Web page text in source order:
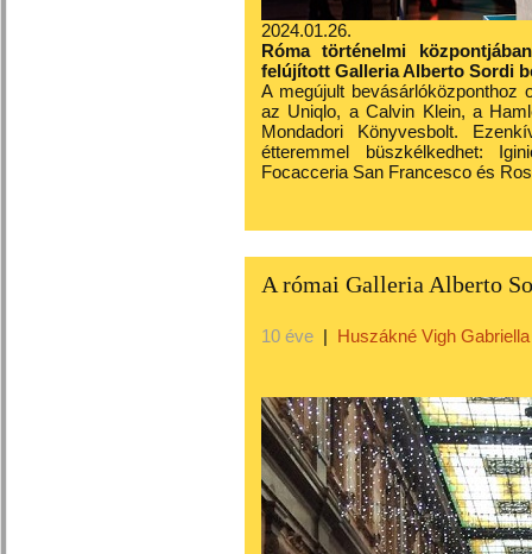
2024.01.26.
Róma történelmi
felújított Galleria Alberto Sordi
A megújult
az Uniqlo, a Calvin Klein, a
Mondadori Könyvesbolt.
étteremmel büszkélkedhet:
Focacceria San Francesco és
A római Galleria Alberto
10 éve | Huszákné Vigh Gabriella